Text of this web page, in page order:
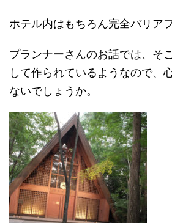
ホテル内はもちろん完全バリア
プランナーさんのお話では、そ
して作られているようなので、
ないでしょうか。